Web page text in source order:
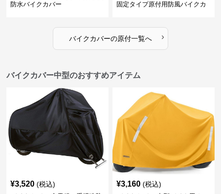
防水バイクカバー
固定タイプ原付用防風バイクカ
バイクカバーの原付一覧へ ›
バイクカバー中型のおすすめアイテム
¥3,520 (税込) ¥3,160 (税込)